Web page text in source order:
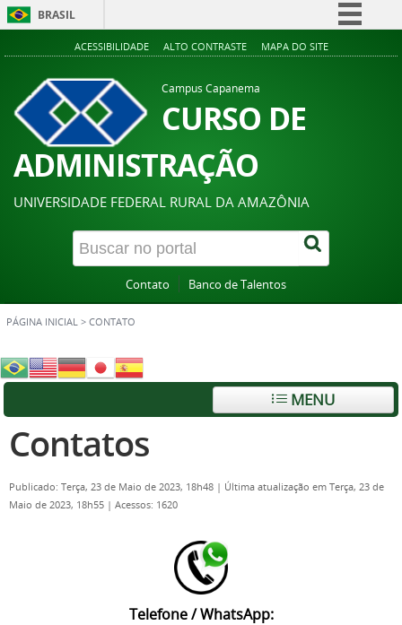
BRASIL
Simplifique!
Acesso à informação
Legislação
ACESSIBILIDADE ALTO CONTRASTE MAPA DO SITE
Campus Capanema
CURSO DE
ADMINISTRAÇÃO
UNIVERSIDADE FEDERAL RURAL DA AMAZÔNIA
Contato Banco de Talentos
PÁGINA INICIAL > CONTATO
MENU
Contatos
Publicado: Terça, 23 de Maio de 2023, 18h48 | Última atualização em Terça, 23 de
Maio de 2023, 18h55 | Acessos: 1620
Telefone / WhatsApp: